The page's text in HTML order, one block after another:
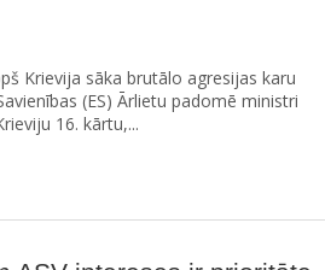
Krievija sāka brutālo agresijas karu
(ES) Ārlietu padomē ministri
16. kārtu,...